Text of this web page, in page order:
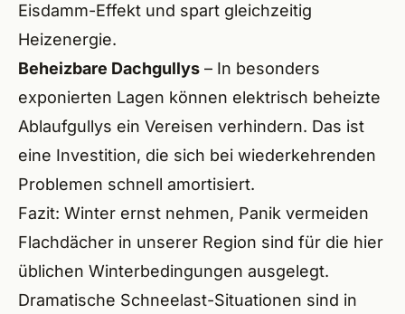
Eisdamm-Effekt und spart gleichzeitig
Heizenergie.
Beheizbare Dachgullys – In besonders
exponierten Lagen können elektrisch beheizte
Ablaufgullys ein Vereisen verhindern. Das ist
eine Investition, die sich bei wiederkehrenden
Problemen schnell amortisiert.
Fazit: Winter ernst nehmen, Panik vermeiden
Flachdächer in unserer Region sind für die hier
üblichen Winterbedingungen ausgelegt.
Dramatische Schneelast-Situationen sind in